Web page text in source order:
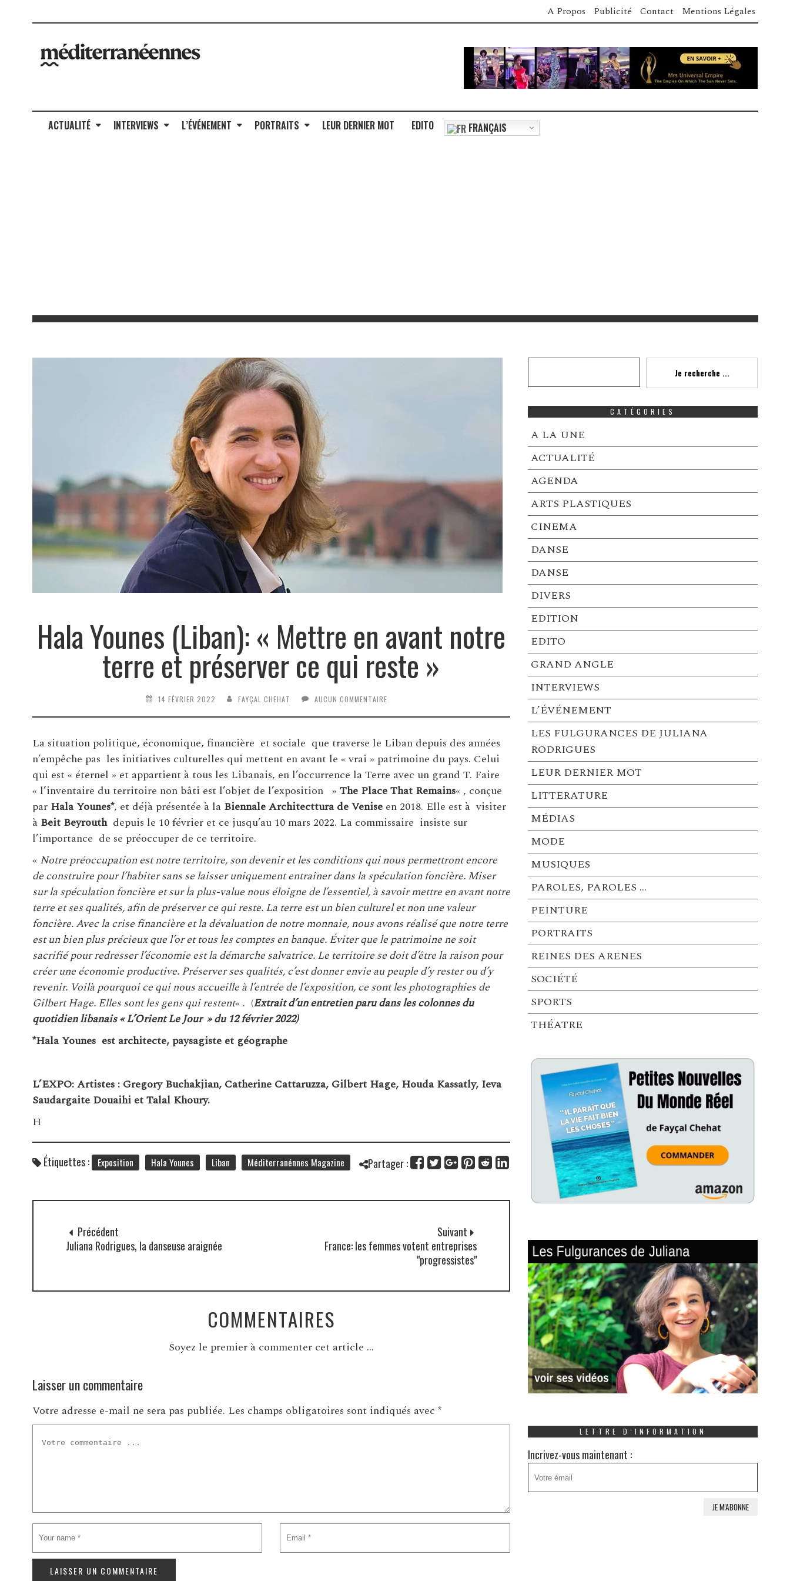
A Propos Publicité Contact Mentions Légales
ACTUALITÉ INTERVIEWS L’ÉVÉNEMENT PORTRAITS LEUR DERNIER MOT EDITO FRANÇAIS
Hala Younes (Liban): « Mettre en avant notre
terre et préserver ce qui reste »
14 FÉVRIER 2022 FAYÇAL CHEHAT AUCUN COMMENTAIRE
La situation politique, économique, financière et sociale que traverse le Liban depuis des années
n’empêche pas les initiatives culturelles qui mettent en avant le « vrai » patrimoine du pays. Celui
qui est « éternel » et appartient à tous les Libanais, en l’occurrence la Terre avec un grand T. Faire
« l’inventaire du territoire non bâti est l’objet de l’exposition » The Place That Remains« , conçue
parHala Younes*, et déjà présentée à la Biennale Architecttura de Veniseen 2018. Elle est à visiter
à Beit Beyrouth depuis le 10 février et ce jusqu’au 10 mars 2022. La commissaire insiste sur
l’importance de se préoccuper de ce territoire.
« Notre préoccupation est notre territoire, son devenir et les conditions qui nous permettront encore
de construire pour l’habiter sans se laisser uniquement entraîner dans la spéculation foncière. Miser
sur la spéculation foncière et sur la plus-value nous éloigne de l’essentiel, à savoir mettre en avant notre
terre et ses qualités, afin de préserver ce qui reste. La terre est un bien culturel et non une valeur
foncière. Avec la crise financière et la dévaluation de notre monnaie, nous avons réalisé que notre terre
est un bien plus précieux que l’or et tous les comptes en banque. Éviter que le patrimoine ne soit
sacrifié pour redresser l’économie est la démarche salvatrice. Le territoire se doit d’être la raison pour
créer une économie productive. Préserver ses qualités, c’est donner envie au peuple d’y rester ou d’y
revenir. Voilà pourquoi ce qui nous accueille à l’entrée de l’exposition, ce sont les photographies de
Gilbert Hage. Elles sont les gens qui restent« . (Extrait d’un entretien paru dans les colonnes du
quotidien libanais « L’Orient Le Jour » du 12 février 2022)
*Hala Younes est architecte, paysagiste et géographe
L’EXPO: Artistes : Gregory Buchakjian, Catherine Cattaruzza, Gilbert Hage, Houda Kassatly, Ieva
Saudargaite Douaihi et Talal Khoury.
H
Étiquettes : Exposition Hala Younes Liban Méditerranénnes Magazine Partager :
Précédent
Juliana Rodrigues, la danseuse araignée
Suivant
France: les femmes votent entreprises
"progressistes"
COMMENTAIRES
Soyez le premier à commenter cet article ...
Laisser un commentaire
Votre adresse e-mail ne sera pas publiée. Les champs obligatoires sont indiqués avec *
Je recherche ...
CATÉGORIES
A LA UNE
ACTUALITÉ
AGENDA
ARTS PLASTIQUES
CINEMA
DANSE
DANSE
DIVERS
EDITION
EDITO
GRAND ANGLE
INTERVIEWS
L’ÉVÉNEMENT
LES FULGURANCES DE JULIANA
RODRIGUES
LEUR DERNIER MOT
LITTERATURE
MÉDIAS
MODE
MUSIQUES
PAROLES, PAROLES …
PEINTURE
PORTRAITS
REINES DES ARENES
SOCIÉTÉ
SPORTS
THÉATRE
LETTRE D’INFORMATION
Incrivez-vous maintenant :